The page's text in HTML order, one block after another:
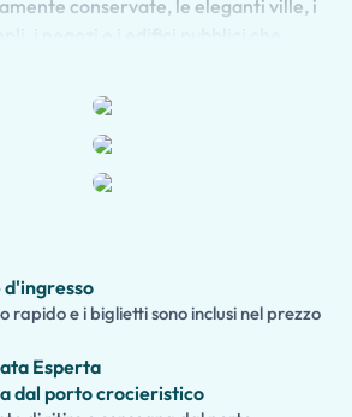
conservate, le eleganti ville, i
straordinario sulla vita quotidiana
di Pompei, Ercolano fu
fango vulcanico, che ha preservato
strutture in legno e elementi
resistito per quasi duemila anni.
a ricche famiglie romane. La tua
storie sulle persone che
drammatici dell'eruzione e le
che continuano a rivelare nuove
romana.
rapido e i biglietti sono inclusi nel prezzo
Esperta
dal porto crocieristico